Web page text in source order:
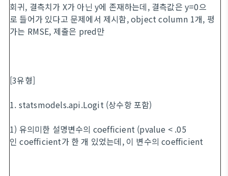
회귀, 결측치가 X가 아닌 y에 존재하는데, 결측값은 y=0으
로 들어가 있다고 문제에서 제시함, object column 1개, 평
가는 RMSE, 제출은 pred만
[3유형]
1. statsmodels.api.Logit (상수항 포함)
1) 유의미한 설명변수의 coefficient (pvalue < .05
인 coefficient가 한 개 있었는데, 이 변수의 coefficient